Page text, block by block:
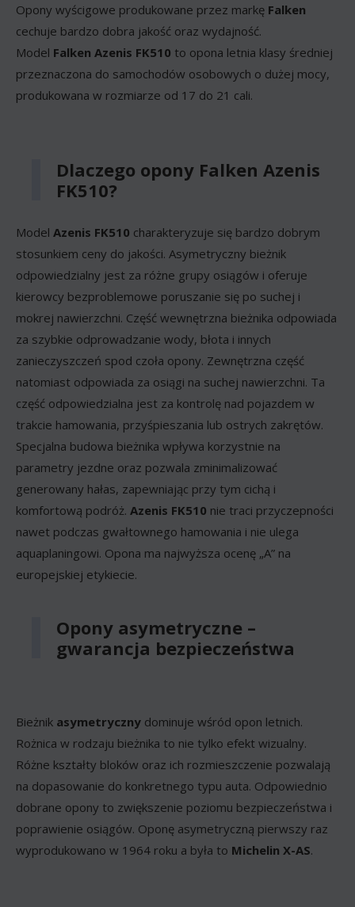
Opony wyścigowe produkowane przez markę Falken
cechuje bardzo dobra jakość oraz wydajność.
Model Falken Azenis FK510 to opona letnia klasy średniej
przeznaczona do samochodów osobowych o dużej mocy,
produkowana w rozmiarze od 17 do 21 cali.
Dlaczego opony Falken Azenis
FK510?
Model Azenis FK510 charakteryzuje się bardzo dobrym
stosunkiem ceny do jakości. Asymetryczny bieżnik
odpowiedzialny jest za różne grupy osiągów i oferuje
kierowcy bezproblemowe poruszanie się po suchej i
mokrej nawierzchni. Część wewnętrzna bieżnika odpowiada
za szybkie odprowadzanie wody, błota i innych
zanieczyszczeń spod czoła opony. Zewnętrzna część
natomiast odpowiada za osiągi na suchej nawierzchni. Ta
część odpowiedzialna jest za kontrolę nad pojazdem w
trakcie hamowania, przyśpieszania lub ostrych zakrętów.
Specjalna budowa bieżnika wpływa korzystnie na
parametry jezdne oraz pozwala zminimalizować
generowany hałas, zapewniając przy tym cichą i
komfortową podróż. Azenis FK510 nie traci przyczepności
nawet podczas gwałtownego hamowania i nie ulega
aquaplaningowi. Opona ma najwyższa ocenę „A” na
europejskiej etykiecie.
Opony asymetryczne –
gwarancja bezpieczeństwa
Bieżnik asymetryczny dominuje wśród opon letnich.
Rożnica w rodzaju bieżnika to nie tylko efekt wizualny.
Różne kształty bloków oraz ich rozmieszczenie pozwalają
na dopasowanie do konkretnego typu auta. Odpowiednio
dobrane opony to zwiększenie poziomu bezpieczeństwa i
poprawienie osiągów. Oponę asymetryczną pierwszy raz
wyprodukowano w 1964 roku a była to Michelin X-AS.